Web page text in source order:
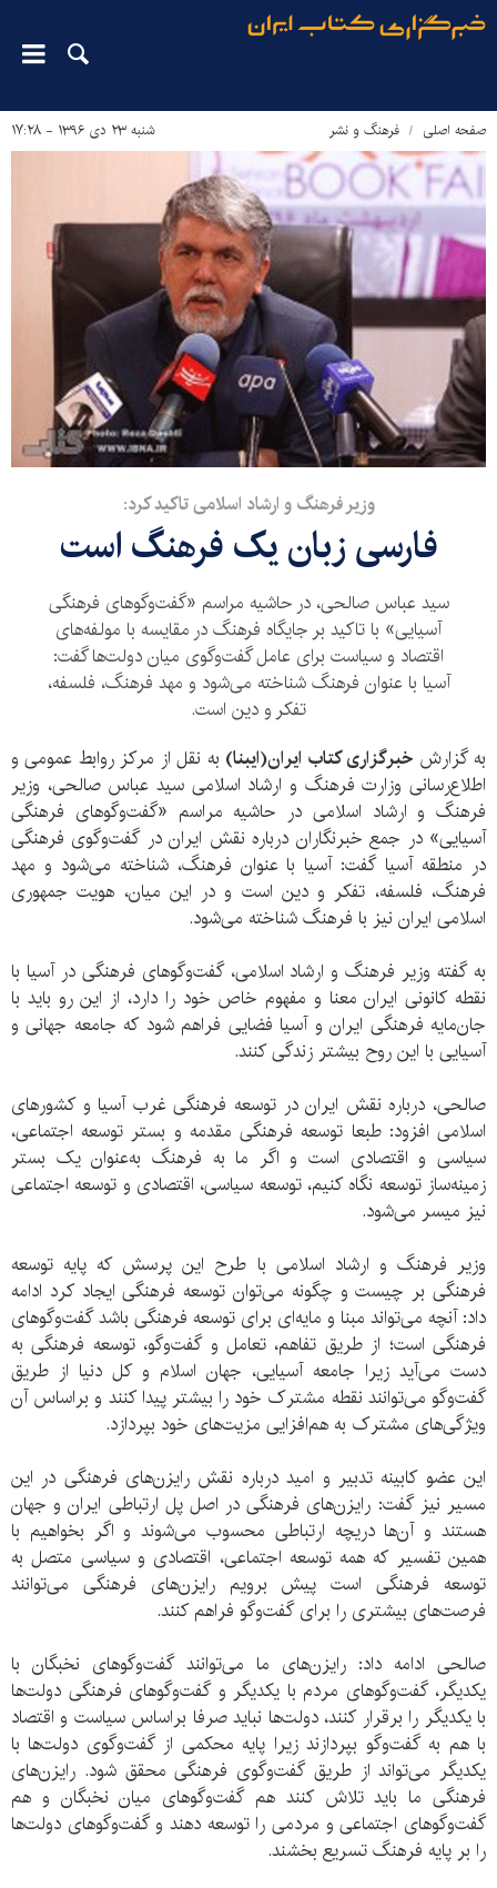
صفحه اصلی فرهنگ و نشر شنبه ۲۳ دی ۱۳۹۶ - ۱۷:۲۸
​وزیر فرهنگ و ارشاد اسلامی تاکید کرد:
فارسی زبان یک فرهنگ است
سید عباس صالحی، در حاشیه مراسم «گفت‌و‌گوهای فرهنگی
آسیایی» با تاکید بر جایگاه فرهنگ در مقایسه با مولفه‌های
اقتصاد و سیاست برای عامل گفت‌و‌گوی میان دولت‌ها گفت:
آسیا با عنوان فرهنگ شناخته می‌شود و مهد فرهنگ، فلسفه،
تفکر و دین است.
به گزارش خبرگزاری کتاب ایران‌(ایبنا) به نقل از مرکز روابط عمومی و
اطلاع‌رسانی وزارت فرهنگ و ارشاد اسلامی سید عباس صالحی، وزیر
فرهنگ و ارشاد اسلامی در حاشیه مراسم «گفت‌و‌گوهای فرهنگی
آسیایی» در جمع خبرنگاران درباره نقش ایران در گفت‌و‌گوی فرهنگی
در منطقه آسیا گفت: آسیا با عنوان فرهنگ، شناخته می‌شود و مهد
فرهنگ، فلسفه، تفکر و دین است و در این میان، هویت جمهوری
اسلامی ایران نیز با فرهنگ شناخته می‌شود.
به گفته وزیر فرهنگ و ارشاد اسلامی، گفت‌وگوهای فرهنگی در آسیا با
نقطه کانونی ایران معنا و مفهوم خاص خود را دارد، از این رو باید با
جان‌مایه فرهنگی ایران و آسیا فضایی فراهم شود که جامعه جهانی و
آسیایی با این روح بیشتر زندگی کنند.
صالحی، درباره نقش ایران در توسعه فرهنگی غرب آسیا و کشورهای
اسلامی افزود: طبعا توسعه فرهنگی مقدمه و بستر توسعه اجتماعی،
سیاسی و اقتصادی است و اگر ما به فرهنگ به‌عنوان یک بستر
زمینه‌ساز توسعه نگاه کنیم، توسعه سیاسی، اقتصادی و توسعه اجتماعی
نیز میسر می‌شود.
وزیر فرهنگ و ارشاد اسلامی با طرح این پرسش که پایه توسعه
فرهنگی بر چیست و چگونه می‌توان توسعه فرهنگی ایجاد کرد ادامه
داد: آنچه می‌تواند مبنا و مایه‌ای برای توسعه فرهنگی باشد گفت‌وگوهای
فرهنگی است؛ از طریق تفاهم، تعامل و گفت‌وگو، توسعه فرهنگی به
دست می‌آید زیرا جامعه آسیایی، جهان اسلام و کل دنیا از طریق
گفت‌و‌گو می‌توانند نقطه مشترک خود را بیشتر پیدا کنند و براساس آن
ویژگی‌های مشترک به هم‌افزایی مزیت‌های خود بپردازد.
این عضو کابینه تدبیر و امید درباره نقش رایزن‌های فرهنگی در این
مسیر نیز گفت: رایزن‌های فرهنگی در اصل پل ارتباطی ایران و جهان
هستند و آن‌ها دریچه ارتباطی محسوب می‌شوند و اگر بخواهیم با
همین تفسیر که همه توسعه اجتماعی، اقتصادی و سیاسی متصل به
توسعه فرهنگی است پیش برویم رایزن‌های فرهنگی می‌توانند
فرصت‌های بیشتری را برای گفت‌و‌گو فراهم کنند.
صالحی ادامه داد: رایزن‌های ما می‌توانند گفت‌و‌گوهای نخبگان با
یکدیگر، گفت‌‌‌وگوهای مردم با یکدیگر و گفت‌و‌گوهای فرهنگی دولت‌ها
با یکدیگر را برقرار کنند، دولت‌ها نباید صرفا براساس سیاست و اقتصاد
با هم به گفت‌و‌گو بپردازند زیرا پایه محکمی از گفت‌و‌گوی دولت‌ها با
یکدیگر می‌تواند از طریق گفت‌و‌گوی فرهنگی محقق شود. رایزن‌های
فرهنگی ما باید تلاش کنند هم گفت‌و‌گو‌های میان نخبگان و هم
گفت‌وگوهای اجتماعی و مردمی را توسعه دهند و گفت‌و‌گوهای دولت‌ها
را بر پایه فرهنگ تسریع بخشند.